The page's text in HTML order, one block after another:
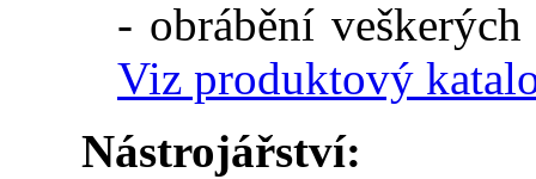
- obrábění
Viz produktový
Nástrojářství: